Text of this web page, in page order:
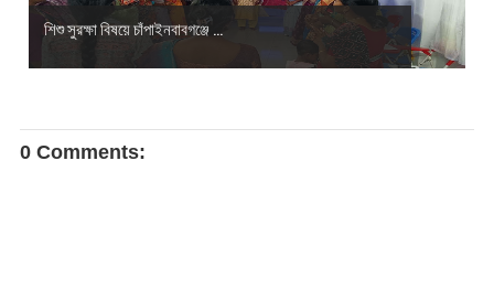
শিশু সুরক্ষা বিষয়ে চাঁপাইনবাবগঞ্জে ...
0 Comments: